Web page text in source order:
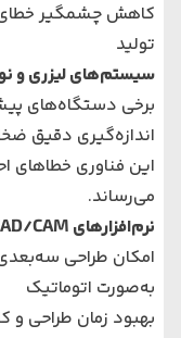
کاهش چشمگیر خطای
تولید
سیستم‌های لیزری و
برخی دستگاه‌های
اندازه‌گیری دقیق
این فناوری خطاهای
می‌رساند.
نرم‌افزارهای CAD/CAM تخصصی
امکان طراحی
به‌صورت اتوماتیک
بهبود زمان طراحی و